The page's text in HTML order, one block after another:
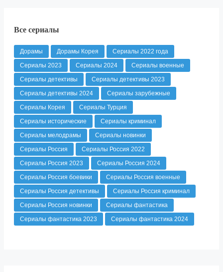
Все сериалы
Дорамы Дорамы Корея
Сериалы 2022 года
Сериалы 2023
Сериалы 2024
Сериалы военные
Сериалы детективы
Сериалы детективы 2023
Сериалы детективы 2024
Сериалы зарубежные
Сериалы Корея
Сериалы Турция
Сериалы исторические
Сериалы криминал
Сериалы мелодрамы
Сериалы новинки
Сериалы Россия
Сериалы Россия 2022
Сериалы Россия 2023
Сериалы Россия 2024
Сериалы Россия боевики
Сериалы Россия военные
Сериалы Россия детективы
Сериалы Россия криминал
Сериалы Россия новинки
Сериалы фантастика
Сериалы фантастика 2023
Сериалы фантастика 2024